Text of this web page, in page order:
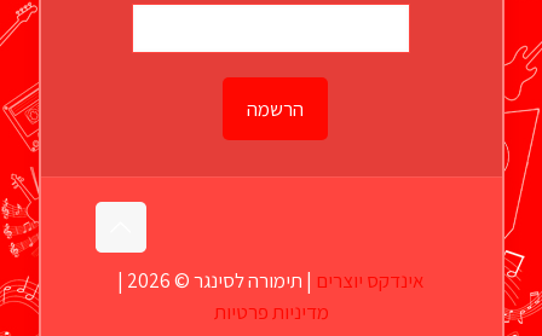
אינדקס יוצרים | תימורה לסינגר © 2026 |
מדיניות פרטיות